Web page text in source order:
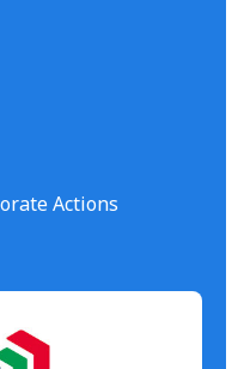
Actions